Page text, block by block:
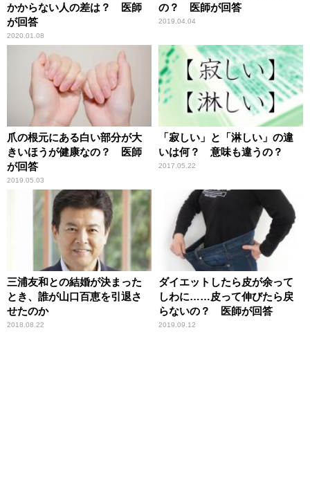
かからない人の差は？ 医師
が回答
2020.01.08
の？ 医師が回答
2019.04.04
爪の根元にある白い部分が大
きいほうが健康なの？ 医師
が回答
2019.05.03
「寂しい」と「淋しい」の違
いは何？ 意味も違うの？
2017.05.22
三浦友和との結婚が決まった
とき、誰が山口百恵を引退さ
せたのか
2018.08.22
ダイエットしたら皮が余って
しわに……皮って伸びたら戻
らないの？ 医師が回答
2019.09.12